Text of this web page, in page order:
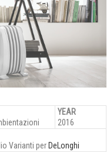
YEAR
2016
Varianti per DeLonghi